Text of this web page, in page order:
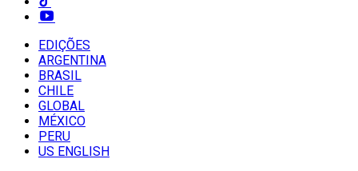
EDIÇÕES
ARGENTINA
BRASIL
CHILE
GLOBAL
MÉXICO
PERU
US ENGLISH